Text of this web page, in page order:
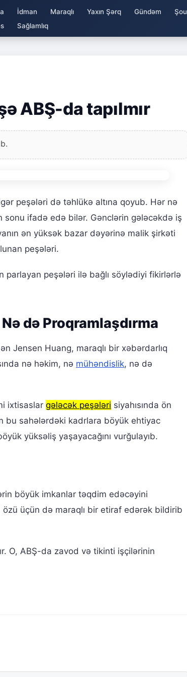
İdman Maraqlı Yaxın Şərq Gündəm Şou
Sağlamlıq
ABŞ-da tapılmır
peşələri də təhlükə altına qoyub. Hər nə
sonu ifadə edə bilər. Gənclərin gələcəkdə iş
ən yüksək bazar dəyərinə malik şirkəti
peşələri.
parlayan peşələri ilə bağlı söylədiyi fikirlərlə
də Proqramlaşdırma
Jensen Huang, maraqlı bir xəbərdarlıq
nə həkim, nə mühəndislik, nə də
ixtisaslar gələcək peşələri siyahısında ön
bu sahələrdəki kadrlara böyük ehtiyac
yüksəliş yaşayacağını vurğulayıb.
böyük imkanlar təqdim edəcəyini
üçün də maraqlı bir etiraf edərək bildirib
O, ABŞ-da zavod və tikinti işçilərinin